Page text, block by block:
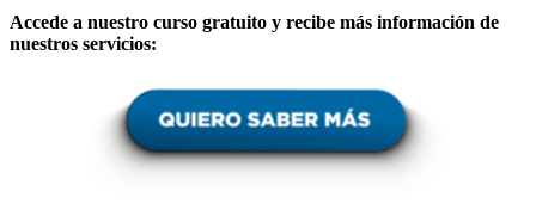
Accede a nuestro curso gratuito y recibe más información de
nuestros servicios: